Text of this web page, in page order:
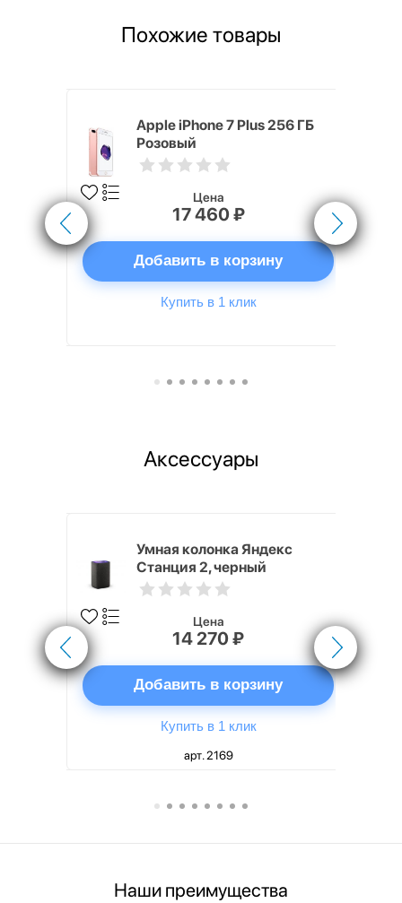
Похожие товары
Apple iPhone 7 Plus 256 ГБ
Розовый
Цена
17 460 ₽
Добавить в корзину
Купить в 1 клик
Аксессуары
Умная колонка Яндекс
Станция 2, черный
Цена
14 270 ₽
Добавить в корзину
Купить в 1 клик
арт. 2169
Наши преимущества